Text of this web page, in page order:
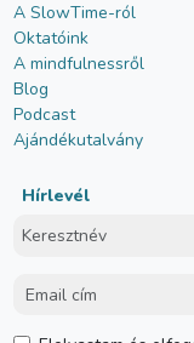
A SlowTime-ról
Oktatóink
A mindfulnessről
Blog
Podcast
Ajándékutalvány
Hírlevél